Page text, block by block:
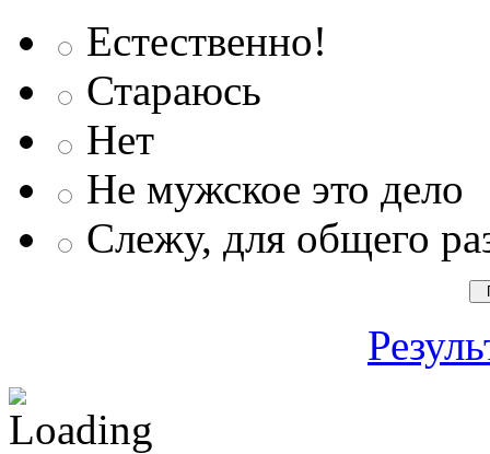
Естественно!
Стараюсь
Нет
Не мужское это дело
Слежу, для общего